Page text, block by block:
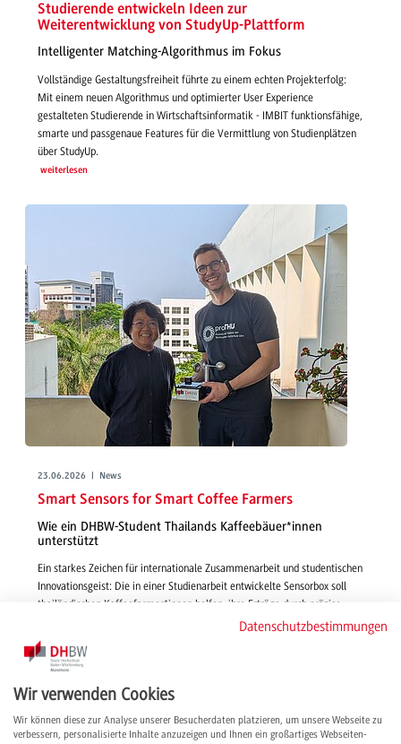
Studierende entwickeln Ideen zur
Weiterentwicklung von StudyUp-Plattform
Intelligenter Matching-Algorithmus im Fokus
Vollständige Gestaltungsfreiheit führte zu einem echten Projekterfolg:
Mit einem neuen Algorithmus und optimierter User Experience
gestalteten Studierende in Wirtschaftsinformatik - IMBIT funktionsfähige,
smarte und passgenaue Features für die Vermittlung von Studienplätzen
über StudyUp.
weiterlesen
23.06.2026 | News
Smart Sensors for Smart Coffee Farmers
Wie ein DHBW-Student Thailands Kaffeebäuer*innen
unterstützt
Ein starkes Zeichen für internationale Zusammenarbeit und studentischen
Innovationsgeist: Die in einer Studienarbeit entwickelte Sensorbox soll
thailändischen Kaffeefarmer*innen helfen, ihre Erträge durch präzise
weiterlesen
Datenschutzbestimmungen
Wir verwenden Cookies
Wir können diese zur Analyse unserer Besucherdaten platzieren, um unsere Webseite zu
verbessern, personalisierte Inhalte anzuzeigen und Ihnen ein großartiges Webseiten-